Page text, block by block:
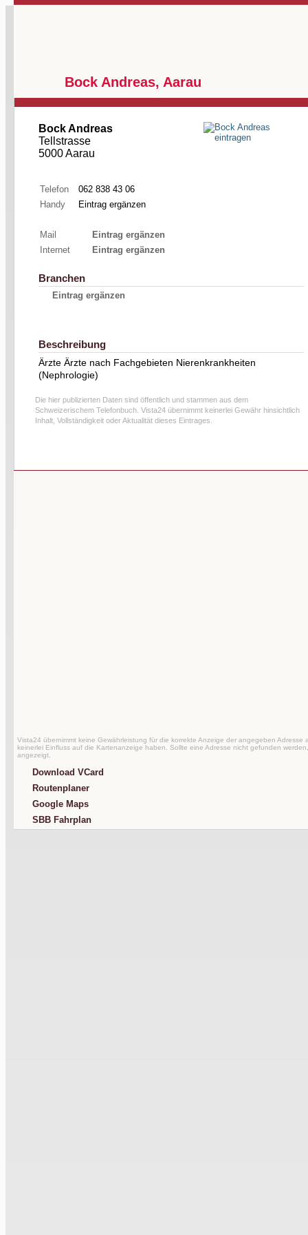
Bock Andreas, Aarau
Bock Andreas
Tellstrasse
5000 Aarau
Telefon
062 838 43 06
Handy
Eintrag ergänzen
Mail
Eintrag ergänzen
Internet
Eintrag ergänzen
Branchen
Eintrag ergänzen
Beschreibung
Ärzte Ärzte nach Fachgebieten Nierenkrankheiten
(Nephrologie)
Die hier publizierten Daten sind öffentlich und stammen aus dem
Schweizerischem Telefonbuch. Vista24 übernimmt keinerlei Gewähr hinsichtlich
Inhalt, Vollständigkeit oder Aktualität dieses Eintrages.
Vista24 übernimmt keine Gewährleistung für die korrekte Anzeige der angegeben Adresse
keinerlei Einfluss auf die Kartenanzeige haben. Sollte eine Adresse nicht gefunden
angezeigt.
Download VCard
Routenplaner
Google Maps
SBB Fahrplan